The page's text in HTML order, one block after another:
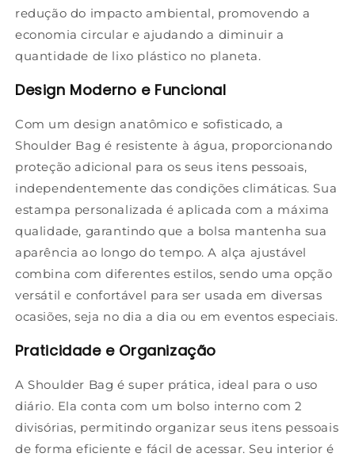
redução do impacto ambiental, promovendo a
economia circular e ajudando a diminuir a
quantidade de lixo plástico no planeta.
Design Moderno e Funcional
Com um design anatômico e sofisticado, a
Shoulder Bag é resistente à água, proporcionando
proteção adicional para os seus itens pessoais,
independentemente das condições climáticas. Sua
estampa personalizada é aplicada com a máxima
qualidade, garantindo que a bolsa mantenha sua
aparência ao longo do tempo. A alça ajustável
combina com diferentes estilos, sendo uma opção
versátil e confortável para ser usada em diversas
ocasiões, seja no dia a dia ou em eventos especiais.
Praticidade e Organização
A Shoulder Bag é super prática, ideal para o uso
diário. Ela conta com um bolso interno com 2
divisórias, permitindo organizar seus itens pessoais
de forma eficiente e fácil de acessar. Seu interior é